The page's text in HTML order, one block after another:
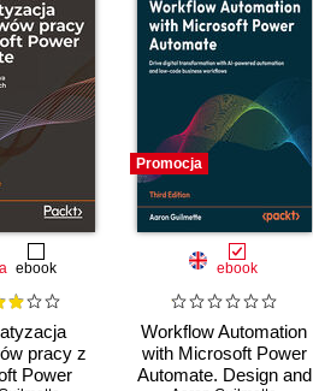
ebook
pracy z
Power
Promocja
ebook
Workflow Automation
with Microsoft Power
Automate. Design and